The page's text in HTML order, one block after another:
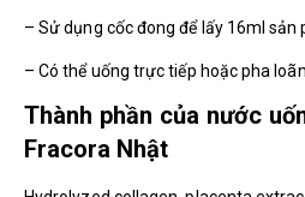
– Sử dụng cốc đong để lấy 16ml sản
– Có thể uống trực tiếp hoặc pha
Thành phần của nước
Fracora Nhật